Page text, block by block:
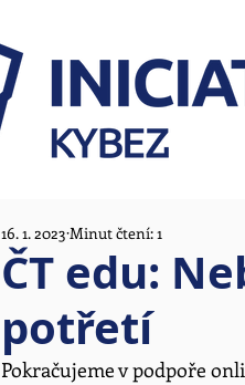
ČT edu:
potřetí
16. 1. 2023 Minut čtení: 1
Pokračujeme v podpoře